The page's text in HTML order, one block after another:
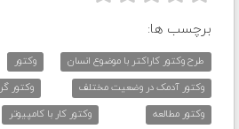
برچسب ها:
طرح وکتور کاراکتر با موضوع انسان وکتور
وکتور آدمک در وضعیت مختلف
وکتور
وکتور مطالعه
وکتور کار با کامپیوتر